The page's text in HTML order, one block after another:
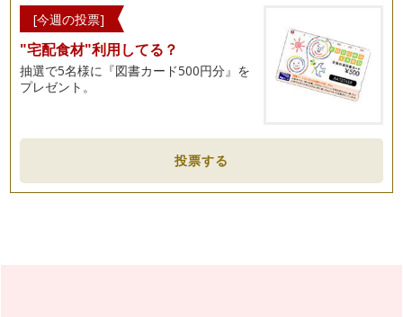
[今週の投票]
"宅配食材"利用してる？
抽選で5名様に『図書カード500円分』を
プレゼント。
投票する